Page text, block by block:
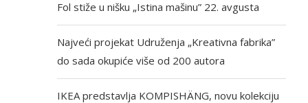
Fol stiže u nišku „Istina mašinu” 22. avgusta
Najveći projekat Udruženja „Kreativna fabrika”
do sada okupiće više od 200 autora
IKEA predstavlja KOMPISHÄNG, novu kolekciju